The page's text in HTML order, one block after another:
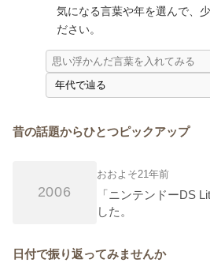
気になる言葉や年を選んで、
ださい。
昔の話題からひとつピックアップ
2006
おおよそ21年前
「ニンテンドーDS
した。
日付で振り返ってみませんか